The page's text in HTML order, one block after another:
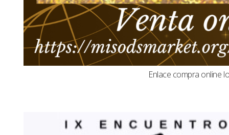
Enlace compra online